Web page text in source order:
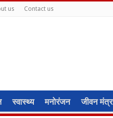
us Contact us
स्वास्थ्य मनोरंजन जीवन मंत्र